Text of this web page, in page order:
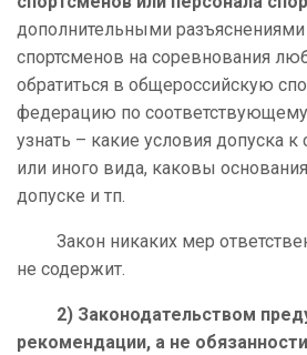
дополнительными разъяснениями
спортсменов на соревнования
обратиться в общероссийскую
федерацию по соответствующему
узнать – какие условия допуска
или иного вида, каковы
допуске и тп.
Закон никаких мер
не содержит.
2) Законодательством
рекомендации, а не